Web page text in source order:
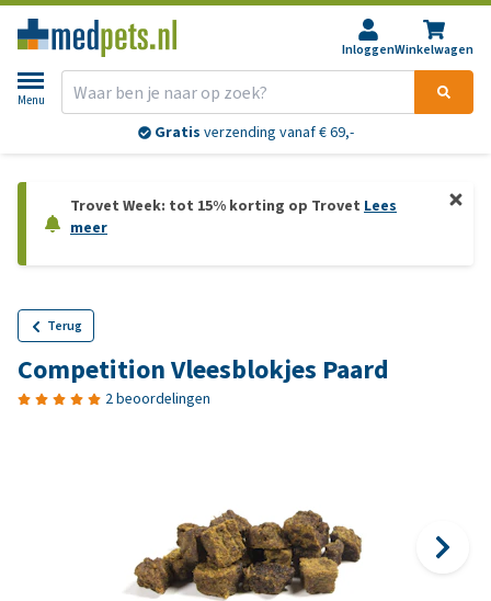
InloggenWinkelwagen
Menu
Gratis verzending vanaf € 69,-
Trovet Week: tot 15% korting op Trovet Lees
meer
Terug
Competition Vleesblokjes Paard
2 beoordelingen